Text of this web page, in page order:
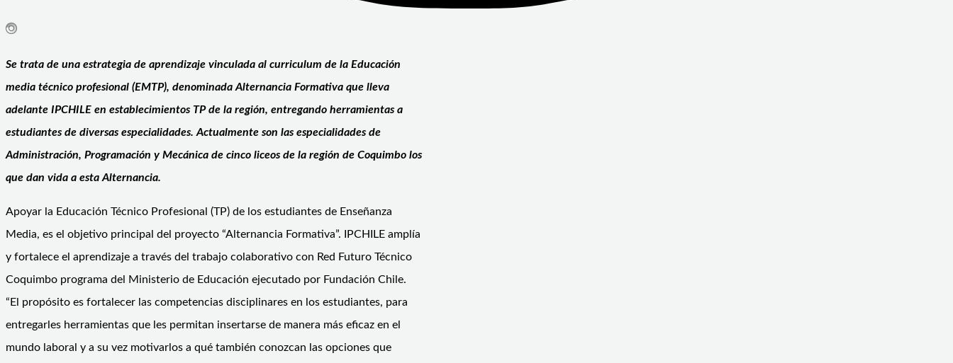
Se trata de una estrategia de aprendizaje vinculada al curriculum de la Educación
media técnico profesional (EMTP), denominada Alternancia Formativa que lleva
adelante IPCHILE en establecimientos TP de la región, entregando herramientas a
estudiantes de diversas especialidades. Actualmente son las especialidades de
Administración, Programación y Mecánica de cinco liceos de la región de Coquimbo los
que dan vida a esta Alternancia.
Apoyar la Educación Técnico Profesional (TP) de los estudiantes de Enseñanza
Media, es el objetivo principal del proyecto “Alternancia Formativa”. IPCHILE amplía
y fortalece el aprendizaje a través del trabajo colaborativo con Red Futuro Técnico
Coquimbo programa del Ministerio de Educación ejecutado por Fundación Chile.
“El propósito es fortalecer las competencias disciplinares en los estudiantes, para
entregarles herramientas que les permitan insertarse de manera más eficaz en el
mundo laboral y a su vez motivarlos a qué también conozcan las opciones que